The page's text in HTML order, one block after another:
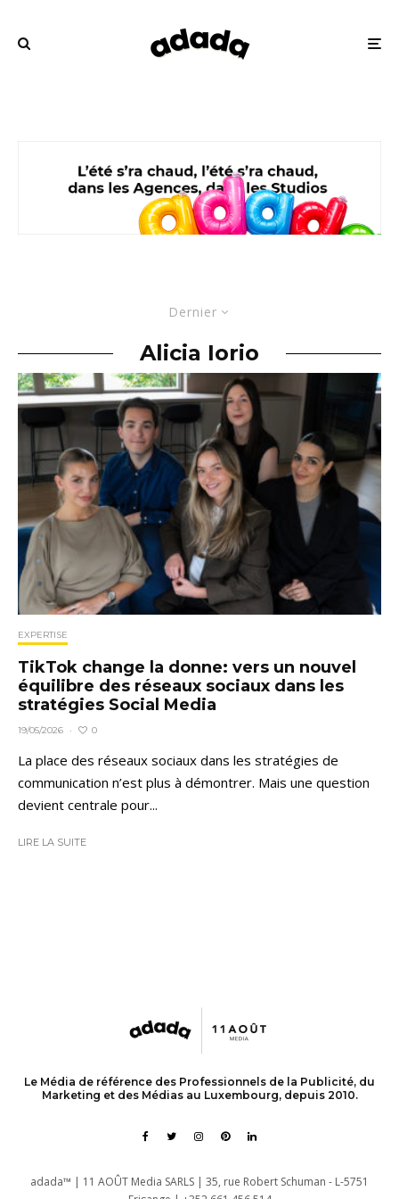
Dernier
Alicia Iorio
EXPERTISE
TikTok change la donne: vers un nouvel
équilibre des réseaux sociaux dans les
stratégies Social Media
19/05/2026 · 0
La place des réseaux sociaux dans les stratégies de
communication n’est plus à démontrer. Mais une question
devient centrale pour...
LIRE LA SUITE
Le Média de référence des Professionnels de la Publicité, du
Marketing et des Médias au Luxembourg, depuis 2010.
adada™ | 11 AOÛT Media SARLS | 35, rue Robert Schuman - L-5751